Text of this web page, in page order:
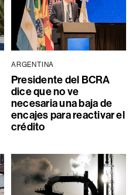
ARGENTINA
Presidente del BCRA
dice que no ve
necesaria una baja de
encajes para reactivar el
crédito